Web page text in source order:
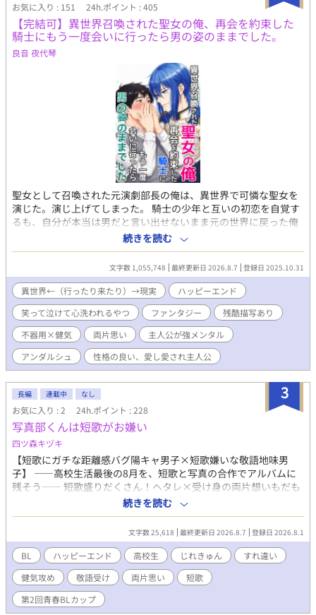
お気に入り : 151 24h.ポイント : 405
【完結可】異世界召喚された聖女の俺、再会を約束した
騎士にもう一度会いに行ったら男の姿のままでした。
良音 夜代琴
聖女として召喚された元演劇部長の俺は、異世界で可憐な聖女を
演じた。演じ上げてしまった。 騎士の少年と互いの初恋を自覚す
るも、自分が本当は男だと言い出せないまま元の世界に戻った俺
は、 真実を告げるべくもう一度異世界へ向かう。 しかし再度辿り
着いた異世界では、俺は本来の男の姿のままで、少年騎士は立派
な青年騎士へと成長していて……。 第一部 ------【単行本サイズ
で1～4巻】 健気で一途な主人公と、なかなか真実に辿り着けない
不器用ド真面目青年騎士が、 巡礼の旅の中で、互いに相手を想い
つつも絶妙にすれ違う、 両片思いのじれもだファンタジーBLで
す。(最終的に2CP成立します) 『メインCPがくっつくまでを読み
たい』という方用に 第一部で離脱する方用のエピローグをご用意
していますので、スッキリ読了できます。 第二部 ------【5巻
～】 『くっついたCPが支え合う姿が読みたい』という方と 『い
やいや世界を救うまでが聖女物だろ!!』という方には ここからが
本番です。 異世界の闇を明かして人々の救済を目指します。 7巻
からは新キャラ続々で、サブCPも続々参戦します。 激重感情を抱
えながらも絶妙に噛み合わない『お前さえいればいい』共依存の
幼馴染主従や、 『友達と恋人の好きって何が違うの!?』と初恋に
戸惑う少年騎士同士、 『俺に幸せになる資格はない』と死を望む
男に『俺が絶対に幸せにします！』と叫ぶ男、 不憫な子を不埒な
輩から保護していたつもりが、いつの間にか本気になっていた二
児の子持ち男、 頭も尻も軽い性欲に忠実な男と、ゆるい態度で接
しながらも相手を絶対に逃がす気のない男、等 新たな属性のCP達
もお楽しみいただけます。 ◆◆◆ 作品傾向としては、じれじれと
もだもだと切なさ満載でコメディ色強めです。 笑いあり涙ありバ
トルありエロありでラブラブハッピーエンドな盛り沢山エンタメ
作品ですので、 どうぞお気軽に楽しんでいただけると嬉しいです
♪♪ 年齢制限要素としては、監禁、拘束、陵辱、媚薬、リバ、TS
が含まれます。 年齢制限シーンにはタイトルに*が、未満だけどそ
んな感じの雰囲気のところには（*）がついています。 戦闘等で
の出血シーンはそこそこあります。流血注意でお願いします。
続きを読む
文字数 1,055,748 最終更新日 2026.8.7 登録日 2025.10.31
異世界←（行ったり来たり）→現実
ハッピーエンド
笑って泣けて心洗われるやつ
ファンタジー
残酷描写あり
不器用×健気
両片思い
主人公が強メンタル
アンダルシュ
性格の良い、愛し愛され主人公
3
長編 連載中 なし
お気に入り : 2 24h.ポイント : 228
写真部くんは短歌がお嫌い
四ツ森キヅキ
【短歌にガチな距離感バグ陽キャ男子×短歌嫌いな敬語地味男
子】 ――高校生活最後の8月を、短歌と写真の合作でアルバムに
残そう―― 短歌盛りだくさん！ヘタレ×受け身の両片想いもだも
だLOVEです！ 〜あらすじ〜 とある受験の夏のこと。 短歌嫌いな
敬語写真部男子・青島は、9月の高校生写真コンテスト用の新しい
レンズが欲しい。レンズ代貯金のために、痩せっぽちなのに昼食
を抜かなければいけない危機に瀕していた。 そのとき文芸部の短
歌ガチ勢・若月に「高校最後の8月を忘れないように短歌と写真で
アルバムを合作しよう」と誘われる。 若月は毎日購買の高級パン
を奢ってくれるらしい。計画を手伝えば、青島は昼食抜きの危機
を脱してコンテスト用のレンズ代を貯金できる。 青島は「短歌が
嫌いなんです」と明言するが、若月は「写真と短歌の勝負だ！」
続きを読む
文字数 25,618 最終更新日 2026.8.7 登録日 2026.8.1
BL ハッピーエンド 高校生 じれきゅん
すれ違い
健気攻め
敬語受け 両片思い
短歌
第2回青春BLカップ